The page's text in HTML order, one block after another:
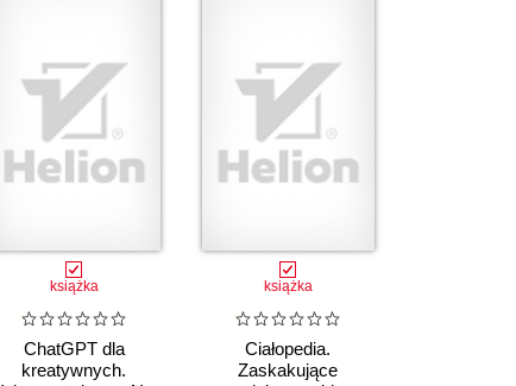
książka
ChatGPT dla
kreatywnych.
książka
Ciałopedia.
Zaskakujące